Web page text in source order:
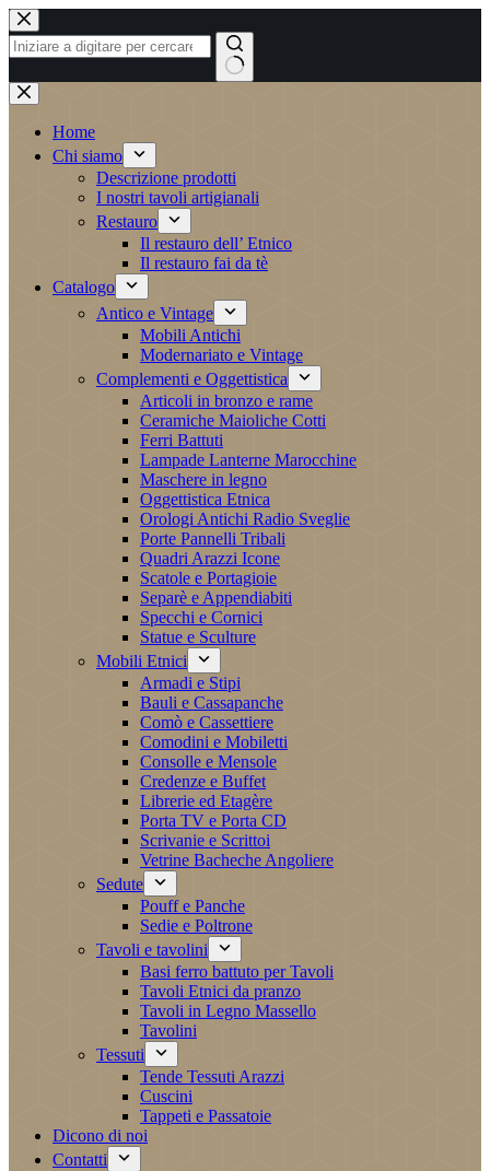
Salta
al
contenuto
Nessun
risultato
Home
Chi siamo
Descrizione prodotti
I nostri tavoli artigianali
Restauro
Il restauro dell’ Etnico
Il restauro fai da tè
Catalogo
Antico e Vintage
Mobili Antichi
Modernariato e Vintage
Complementi e Oggettistica
Articoli in bronzo e rame
Ceramiche Maioliche Cotti
Ferri Battuti
Lampade Lanterne Marocchine
Maschere in legno
Oggettistica Etnica
Orologi Antichi Radio Sveglie
Porte Pannelli Tribali
Quadri Arazzi Icone
Scatole e Portagioie
Separè e Appendiabiti
Specchi e Cornici
Statue e Sculture
Mobili Etnici
Armadi e Stipi
Bauli e Cassapanche
Comò e Cassettiere
Comodini e Mobiletti
Consolle e Mensole
Credenze e Buffet
Librerie ed Etagère
Porta TV e Porta CD
Scrivanie e Scrittoi
Vetrine Bacheche Angoliere
Sedute
Pouff e Panche
Sedie e Poltrone
Tavoli e tavolini
Basi ferro battuto per Tavoli
Tavoli Etnici da pranzo
Tavoli in Legno Massello
Tavolini
Tessuti
Tende Tessuti Arazzi
Cuscini
Tappeti e Passatoie
Dicono di noi
Contatti